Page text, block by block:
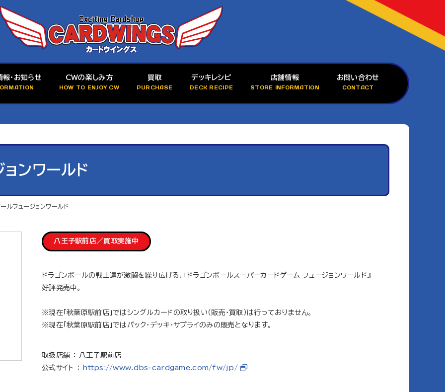
報・お知らせ CWの楽しみ方
HOW TO ENJOY CW
買取
PURCHASE
デッキレシピ
DECK RECIPE
店舗情報
STORE INFORMATION
お問い合わせ
CONTACT
ンワールド
ルフュージョンワールド
八王子駅前店／買取実施中
ドラゴンボールの戦士達が激闘を繰り広げる、『ドラゴンボールスーパーカードゲーム フュージョンワールド』
好評発売中。
※現在「秋葉原駅前店」ではシングルカードの取り扱い（販売・買取）は行っておりません。
※現在「秋葉原駅前店」ではパック・デッキ・サプライのみの販売となります。
取扱店舗 ： 八王子駅前店
公式サイト ：
https://www.dbs-cardgame.com/fw/jp/